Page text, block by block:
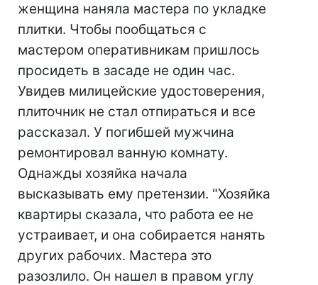
женщина наняла мастера по укладке
плитки. Чтобы пообщаться с
мастером оперативникам пришлось
просидеть в засаде не один час.
Увидев милицейские удостоверения,
плиточник не стал отпираться и все
рассказал. У погибшей мужчина
ремонтировал ванную комнату.
Однажды хозяйка начала
высказывать ему претензии. "Хозяйка
квартиры сказала, что работа ее не
устраивает, и она собирается нанять
других рабочих. Мастера это
разозлило. Он нашел в правом углу